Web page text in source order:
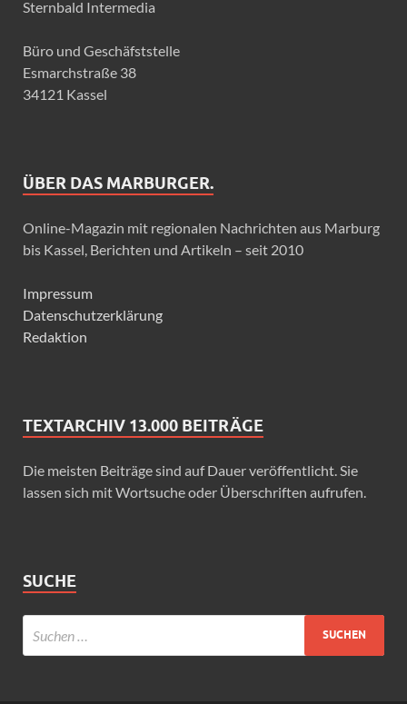
Sternbald Intermedia
Büro und Geschäfststelle
Esmarchstraße 38
34121 Kassel
ÜBER DAS MARBURGER.
Online-Magazin mit regionalen Nachrichten aus Marburg
bis Kassel, Berichten und Artikeln – seit 2010
Impressum
Datenschutzerklärung
Redaktion
TEXTARCHIV 13.000 BEITRÄGE
Die meisten Beiträge sind auf Dauer veröffentlicht. Sie
lassen sich mit Wortsuche oder Überschriften aufrufen.
SUCHE